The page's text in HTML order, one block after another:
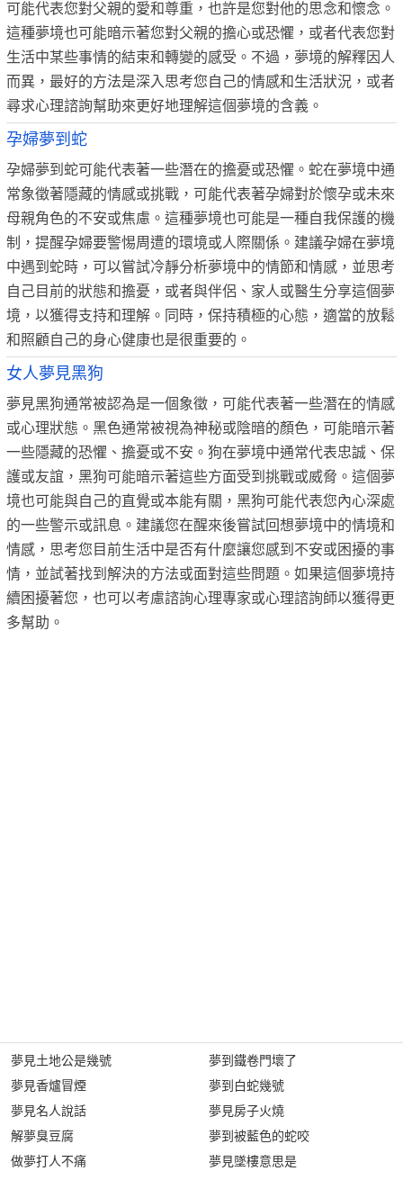
可能代表您對父親的愛和尊重，也許是您對他的思念和懷念。
這種夢境也可能暗示著您對父親的擔心或恐懼，或者代表您對
生活中某些事情的結束和轉變的感受。不過，夢境的解釋因人
而異，最好的方法是深入思考您自己的情感和生活狀況，或者
尋求心理諮詢幫助來更好地理解這個夢境的含義。
孕婦夢到蛇
孕婦夢到蛇可能代表著一些潛在的擔憂或恐懼。蛇在夢境中通
常象徵著隱藏的情感或挑戰，可能代表著孕婦對於懷孕或未來
母親角色的不安或焦慮。這種夢境也可能是一種自我保護的機
制，提醒孕婦要警惕周遭的環境或人際關係。建議孕婦在夢境
中遇到蛇時，可以嘗試冷靜分析夢境中的情節和情感，並思考
自己目前的狀態和擔憂，或者與伴侶、家人或醫生分享這個夢
境，以獲得支持和理解。同時，保持積極的心態，適當的放鬆
和照顧自己的身心健康也是很重要的。
女人夢見黑狗
夢見黑狗通常被認為是一個象徵，可能代表著一些潛在的情感
或心理狀態。黑色通常被視為神秘或陰暗的顏色，可能暗示著
一些隱藏的恐懼、擔憂或不安。狗在夢境中通常代表忠誠、保
護或友誼，黑狗可能暗示著這些方面受到挑戰或威脅。這個夢
境也可能與自己的直覺或本能有關，黑狗可能代表您內心深處
的一些警示或訊息。建議您在醒來後嘗試回想夢境中的情境和
情感，思考您目前生活中是否有什麼讓您感到不安或困擾的事
情，並試著找到解決的方法或面對這些問題。如果這個夢境持
續困擾著您，也可以考慮諮詢心理專家或心理諮詢師以獲得更
多幫助。
夢見土地公是幾號
夢見香爐冒煙
夢見名人說話
解夢臭豆腐
做夢打人不痛
夢到鐵卷門壞了
夢到白蛇幾號
夢見房子火燒
夢到被藍色的蛇咬
夢見墜樓意思是